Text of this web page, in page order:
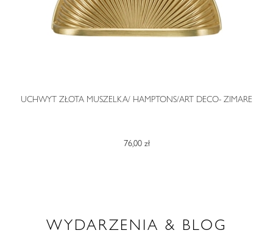
UCHWYT ZŁOTA MUSZELKA/ HAMPTONS/ART DECO- ZIMARE
76,00 zł
WYDARZENIA & BLOG